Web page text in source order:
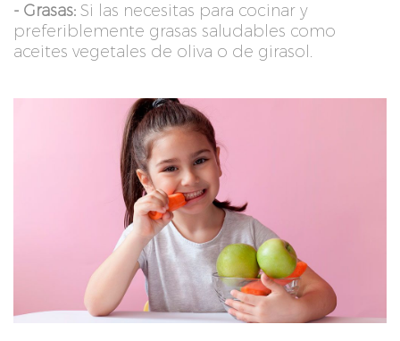
- Grasas: Si las necesitas para cocinar y
preferiblemente grasas saludables como
aceites vegetales de oliva o de girasol.